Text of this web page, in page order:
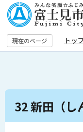
の
ペ
ー
す
現在のページ トッ
本
32 新田（し